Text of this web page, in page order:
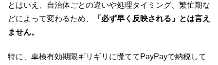
とはいえ、自治体ごとの違いや処理タイミング、繁忙期な
どによって変わるため、
「必ず早く反映される」とは言え
ません。
特に、車検有効期限ギリギリに慌ててPayPayで納税して